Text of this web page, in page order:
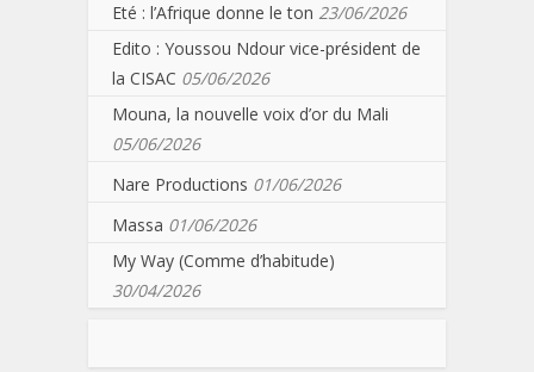
Eté : l’Afrique donne le ton 23/06/2026
Edito : Youssou Ndour vice-président de
la CISAC 05/06/2026
Mouna, la nouvelle voix d’or du Mali
05/06/2026
Nare Productions 01/06/2026
Massa 01/06/2026
My Way (Comme d’habitude)
30/04/2026